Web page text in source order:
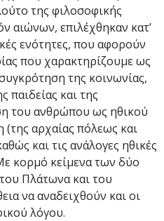
της φιλοσοφικής
αιώνων, επιλέχθηκαν κατ’
ενότητες, που αφορούν
που χαρακτηρίζουμε ως
της κοινωνίας,
παιδείας και της
του ανθρώπου ως ηθικού
(της αρχαίας πόλεως και
και τις ανάλογες ηθικές
κορμό κείμενα των δύο
Πλάτωνα και του
να αναδειχθούν και οι
λόγου.